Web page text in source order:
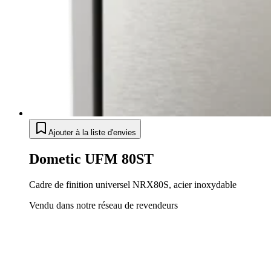
Ajouter à la liste d'envies
Dometic UFM 80ST
Cadre de finition universel NRX80S, acier inoxydable
Vendu dans notre réseau de revendeurs